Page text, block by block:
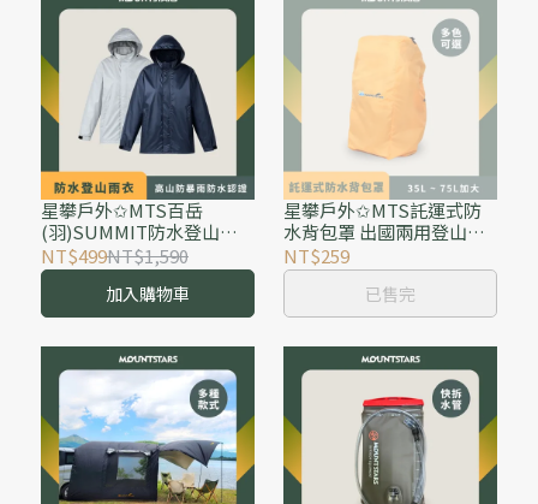
星攀戶外✩MTS百岳
(羽)SUMMIT防水登山雨
衣-輕量化收納透氣單層-高
山防暴雨防水認證-輕量薄
款/排氣孔設計防雨防風
NT$499NT$1,590
加入購物車
星攀戶外✩MTS託運式防
水背包罩 出國兩用登山背
包套 防雨罩 防水行李套(行
李箱外罩)35L~75L加大防
水背包防雨罩
NT$259
已售完